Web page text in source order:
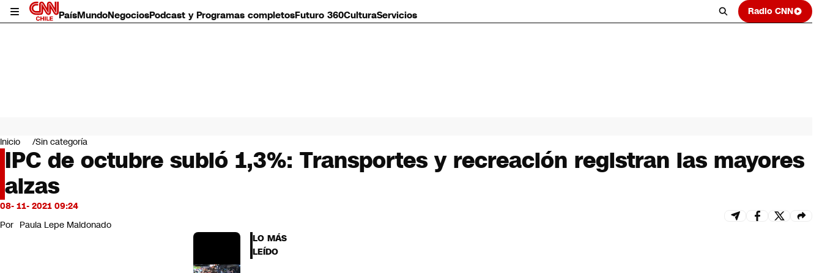
PaísMundoNegociosPodcast y Programas completosFuturo 360CulturaServicios Radio CNN
Mundo
Negocios
Deportes
Programas completos
Cultura
Servicios
Bits
CNN Data
Inicio Sin categoría
IPC de octubre subió 1,3%: Transportes y recreación registran las mayores
alzas
08- 11- 2021 09:24
Por Paula Lepe Maldonado
LO MÁS
LEÍDO